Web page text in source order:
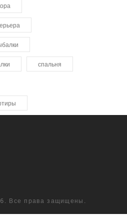
спальня
Все права защищены.